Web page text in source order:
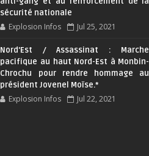
sécurité nationale
Explosion Infos Jul 25, 2021
Nord'Est / Assassinat : Marche
pacifique au haut Nord-Est à Monbin-
Chrochu pour rendre hommage au
président Jovenel Moïse.*
Explosion Infos Jul 22, 2021